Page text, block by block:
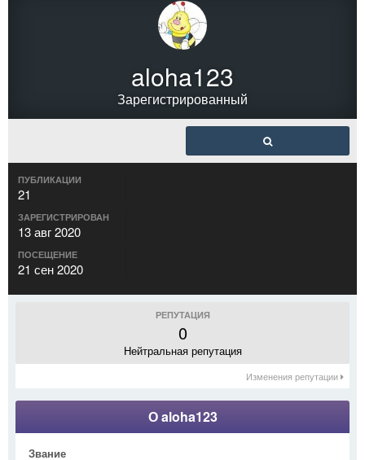
aloha123
Зарегистрированный
ПУБЛИКАЦИИ
21
ЗАРЕГИСТРИРОВАН
13 авг 2020
ПОСЕЩЕНИЕ
21 сен 2020
РЕПУТАЦИЯ
0
Нейтральная репутация
Изменения репутации
О aloha123
Звание